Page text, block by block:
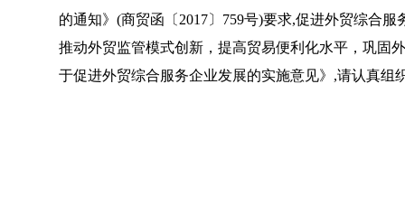
的通知》(商贸函〔2017〕759号)要求,促进外贸综合
推动外贸监管模式创新，提高贸易便利化水平，巩固
于促进外贸综合服务企业发展的实施意见》,请认真组